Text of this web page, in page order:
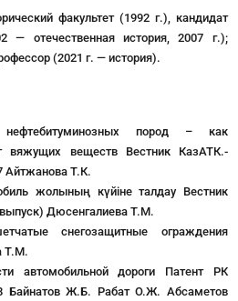
факультет (1992 г.), кандидат
— отечественная история, 2007 г.);
(2021 г. — история).
нефтебитуминозных пород – как
вяжущих веществ Вестник КазАТК.-
Айтжанова Т.К.
жолының күйіне талдау Вестник
Дюсенгалиева Т.М.
снегозащитные ограждения
Т.М.
автомобильной дороги Патент РК
Байнатов Ж.Б. Рабат О.Ж. Абсаметов